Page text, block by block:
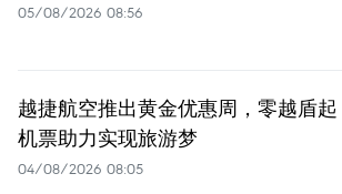
05/08/2026 08:56
越捷航空推出黄金优惠周，零越盾起
机票助力实现旅游梦
04/08/2026 08:05